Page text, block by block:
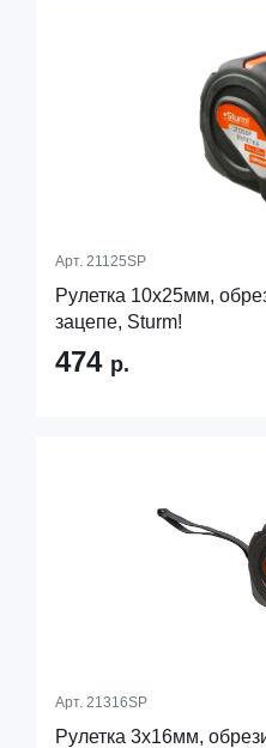
Арт. 21125SP
Рулетка 10x25мм,
зацепе, Sturm!
474 р.
Арт. 21316SP
Рулетка 3x16мм,